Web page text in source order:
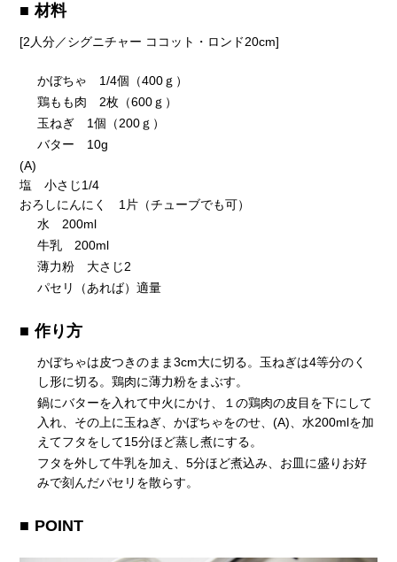
材料
[2人分／シグニチャー ココット・ロンド20cm]
かぼちゃ 1/4個（400ｇ）
鶏もも肉 2枚（600ｇ）
玉ねぎ 1個（200ｇ）
バター 10g
(A)
塩 小さじ1/4
おろしにんにく 1片（チューブでも可）
水 200ml
牛乳 200ml
薄力粉 大さじ2
パセリ（あれば）適量
作り方
かぼちゃは皮つきのまま3cm大に切る。玉ねぎは4等分のく
し形に切る。鶏肉に薄力粉をまぶす。
鍋にバターを入れて中火にかけ、１の鶏肉の皮目を下にして
入れ、その上に玉ねぎ、かぼちゃをのせ、(A)、水200mlを加
えてフタをして15分ほど蒸し煮にする。
フタを外して牛乳を加え、5分ほど煮込み、お皿に盛りお好
みで刻んだパセリを散らす。
POINT